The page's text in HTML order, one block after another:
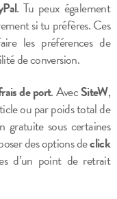
. Tu peux également
si tu préfères. Ces
les préférences de
de conversion.
de port. AvecSiteW,
ou par poids total de
sous certaines
des options declick
d’un point de retrait